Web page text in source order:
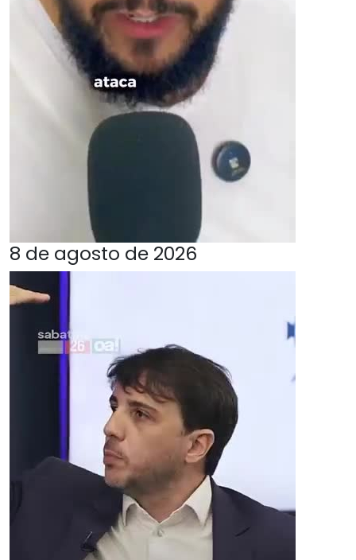
8 de agosto de 2026